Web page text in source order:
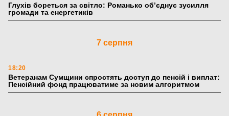
Глухів бореться за світло: Романько об’єднує зусилля
громади та енергетиків
7 серпня
18:20
Ветеранам Сумщини спростять доступ до пенсій і виплат:
Пенсійний фонд працюватиме за новим алгоритмом